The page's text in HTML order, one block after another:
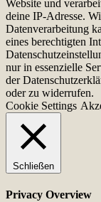
Website und
deine IP-Adresse.
Datenverarbeitung
eines berechtigten
nur in essenzielle
der
oder zu widerrufen.
Cookie Settings
Schließen
Privacy Overview